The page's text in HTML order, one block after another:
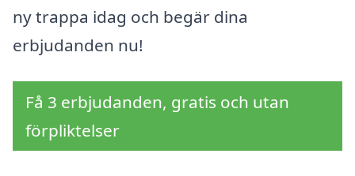
ny trappa idag och begär dina
erbjudanden nu!
Få 3 erbjudanden, gratis och utan
förpliktelser